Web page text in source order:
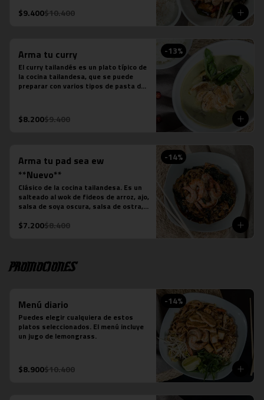
verde, salsa de soya, salsa de ostra,
$9.400$10.400
-13%
Arma tu curry
El curry tailandés es un plato típico de
la cocina tailandesa, que se puede
preparar con varios tipos de pasta de
plato levemente picante.
Estos son los ingredientes que
-Massaman: Papas, tamarindo y maní
-Panang: Maní y pimentón rojo
-Rojo: Cebolla morada, albahaca
fresca, jugo de piña y tomate
-Verde: Berenjenas, cebolla morada y
albahaca fresca
$8.200$9.400
-14%
Arma tu pad sea ew
**Nuevo**
Clásico de la cocina tailandesa. Es un
salteado al wok de fideos de arroz, ajo,
salsa de soya oscura, salsa de ostra,
elijas. Plato preparado sobre la base
$7.200$8.400
Promociones
-14%
Menú diario
Puedes elegir cualquiera de estos
platos seleccionados. El menú incluye
un jugo de lemongrass.
$8.900$10.400